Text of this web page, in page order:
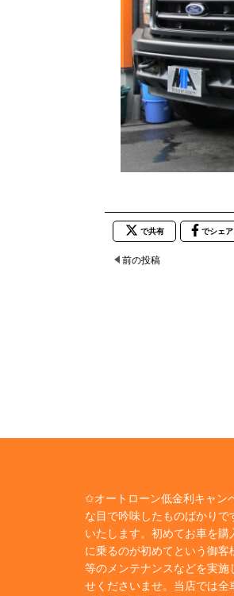
で共有 でシェア
前の投稿
✩オートローン低金利キャン
な目で吟味したものばかりで
いたします。初めてお車を
に乗るのが初めてという御
等のメンテナンスなどを実
せくださいませ。当店では